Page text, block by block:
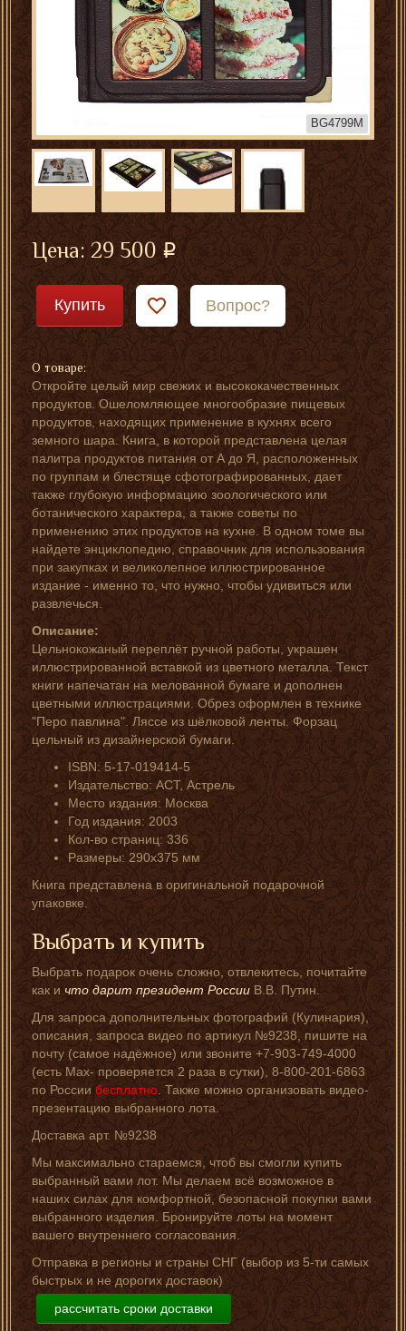
BG4799M
Цена:29 500
Купить Вопрос?
О товаре:
Откройте целый мир свежих и высококачественных
продуктов. Ошеломляющее многообразие пищевых
продуктов, находящих применение в кухнях всего
земного шара. Книга, в которой представлена целая
палитра продуктов питания от А до Я, расположенных
по группам и блестяще сфотографированных, дает
также глубокую информацию зоологического или
ботанического характера, а также советы по
применению этих продуктов на кухне. В одном томе вы
найдете энциклопедию, справочник для использования
при закупках и великолепное иллюстрированное
издание - именно то, что нужно, чтобы удивиться или
развлечься.
Описание:
Цельнокожаный переплёт ручной работы, украшен
иллюстрированной вставкой из цветного металла. Текст
книги напечатан на мелованной бумаге и дополнен
цветными иллюстрациями. Обрез оформлен в технике
"Перо павлина". Ляссе из шёлковой ленты. Форзац
цельный из дизайнерской бумаги.
ISBN: 5-17-019414-5
Издательство: АСТ, Астрель
Место издания: Москва
Год издания: 2003
Кол-во страниц: 336
Размеры: 290х375 мм
Книга представлена в оригинальной подарочной
упаковке.
Выбрать и купить
Выбрать подарок очень сложно, отвлекитесь, почитайте
как ичто дарит президент РоссииВ.В. Путин.
Для запроса дополнительных фотографий (Кулинария),
описания, запроса видео по артикул №9238, пишите на
почту (самое надёжное) или звоните +7-903-749-4000
(есть Мах- проверяется 2 раза в сутки), 8-800-201-6863
по Россиибесплатно. Также можно организовать видео-
презентацию выбранного лота.
Доставка арт. №9238
Мы максимально стараемся, чтоб вы смогли купить
выбранный вами лот. Мы делаем всё возможное в
наших силах для комфортной, безопасной покупки вами
выбранного изделия. Бронируйте лоты на момент
вашего внутреннего согласования.
Отправка в регионы и страны СНГ (выбор из 5-ти самых
быстрых и не дорогих доставок)
рассчитать сроки доставки